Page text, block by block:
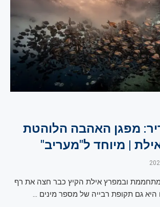
מפגן האהבה הלוהטת
| מיוחד ל"מעריב"
ובמפרץ אילת הקיץ כבר חצה את רף